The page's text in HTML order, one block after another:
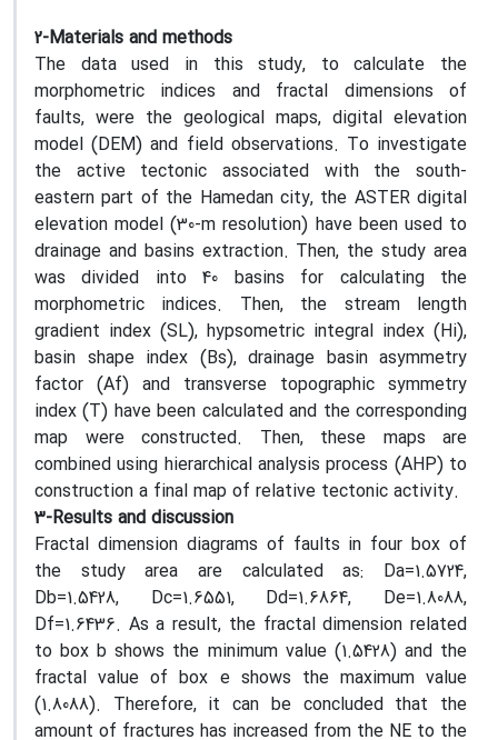
2-Materials and methods
The data used in this study, to calculate the
morphometric indices and fractal dimensions of
faults, were the geological maps, digital elevation
model (DEM) and field observations. To investigate
the active tectonic associated with the south-
eastern part of the Hamedan city, the ASTER digital
elevation model (30-m resolution) have been used to
drainage and basins extraction. Then, the study area
was divided into 40 basins for calculating the
morphometric indices. Then, the stream length
gradient index (SL), hypsometric integral index (Hi),
basin shape index (Bs), drainage basin asymmetry
factor (Af) and transverse topographic symmetry
index (T) have been calculated and the corresponding
map were constructed. Then, these maps are
combined using hierarchical analysis process (AHP) to
construction a final map of relative tectonic activity.
3-Results and discussion
Fractal dimension diagrams of faults in four box of
the study area are calculated as: Da=1.5724,
Db=1.5428, Dc=1.6551, Dd=1.6864, De=1.8088,
Df=1.6436. As a result, the fractal dimension related
to box b shows the minimum value (1.5428) and the
fractal value of box e shows the maximum value
(1.8088). Therefore, it can be concluded that the
amount of fractures has increased from the NE to the